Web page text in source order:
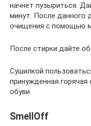
начнет пузыриться.
минут. После данного
очищения с помощью
После стирки дайте
Сушилкой
принужденная
обуви.
SmellOff